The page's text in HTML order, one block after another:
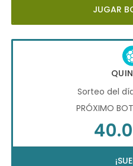
JUGAR
Sorteo del
PRÓXIMO